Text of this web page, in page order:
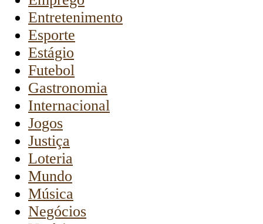
Entretenimento
Esporte
Estágio
Futebol
Gastronomia
Internacional
Jogos
Justiça
Loteria
Mundo
Música
Negócios